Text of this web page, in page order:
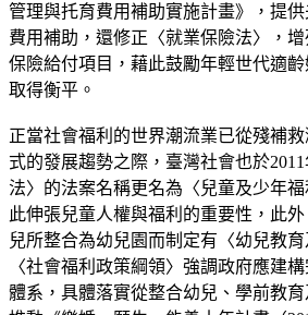
管理與托育費用補助實施計畫》，提
費用補助，還修正〈就業保險法〉，
保險給付項目，藉此鼓勵年輕世代適
取得衡平。
正當社會福利的世界潮流業已從殘補
式的發展趨勢之際，臺灣社會也於
法〉的法案名稱更名為〈兒童及少年
此伸張兒童人權與福利的重要性，此
兒所整合為幼兒園而制定有〈幼兒教
〈社會福利政策綱領〉強調政府應建
體系，具體落實從整合幼兒、學前教